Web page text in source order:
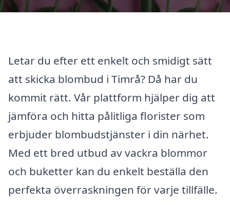
Letar du efter ett enkelt och smidigt sätt
att skicka blombud i Timrå? Då har du
kommit rätt. Vår plattform hjälper dig att
jämföra och hitta pålitliga florister som
erbjuder blombudstjänster i din närhet.
Med ett bred utbud av vackra blommor
och buketter kan du enkelt beställa den
perfekta överraskningen för varje tillfälle.